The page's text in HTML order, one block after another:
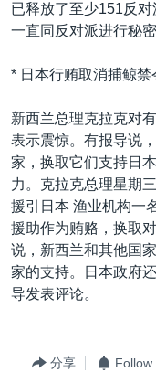
已释放了至少151反
一直同反对派进行秘密
* 日本行贿取消捕鲸禁
新西兰总理克拉克对
表示震惊。有报导说
家，换取它们支持日
力。克拉克总理星期
援引日本 渔业机构一
援助作为贿赂，换取
说，新西兰和其他国
家的支持。日本政府
导发表评论。
分享 Follow